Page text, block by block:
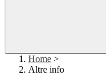
Home >
Altre info